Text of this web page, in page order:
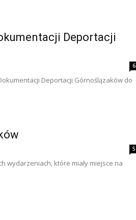
Deportacji
6
Deportacji Górnoślązaków do
5
wydarzeniach, które miały miejsce na